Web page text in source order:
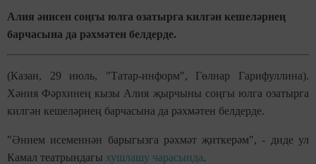
Алия әнисен соңгы юлга озатырга килгән кешеләрнең
барчасына да рәхмәтен белдерде.
(Казан, 29 июль, "Татар-информ", Гөлнар Гарифуллина).
Хәния Фәрхинең кызы Алия җырчыны соңгы юлга озатырга
килгән кешеләрнең барчасына да рәхмәтен белдерде.
"Әнием исеменнән барыгызга рәхмәт җиткерәм", - диде ул
Камал театрындагы хушлашу чарасында.